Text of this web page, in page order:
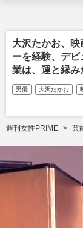
大沢たかお、
ーを経験、デ
業は、運と縁み
男優 大沢たかお
週刊女性PRIME 芸